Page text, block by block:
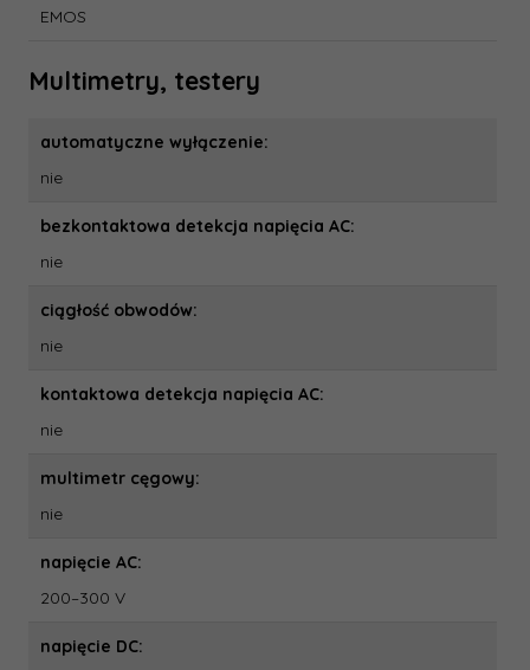
EMOS
Multimetry, testery
automatyczne wyłączenie:
nie
bezkontaktowa detekcja napięcia AC:
nie
ciągłość obwodów:
nie
kontaktowa detekcja napięcia AC:
nie
multimetr cęgowy:
nie
napięcie AC:
200–300 V
napięcie DC: